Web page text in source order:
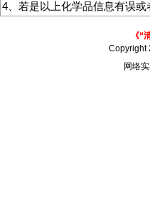
4、若是以上化学品信息有误或
《“
网络实